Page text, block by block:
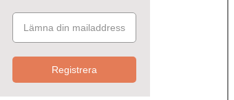
Registrera